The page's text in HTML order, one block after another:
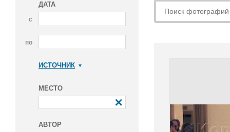
ДАТА
с
по
ИСТОЧНИК
МЕСТО
АВТОР